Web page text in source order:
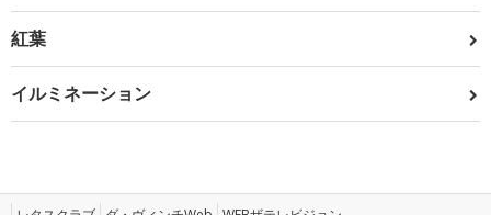
紅葉
イルミネーション